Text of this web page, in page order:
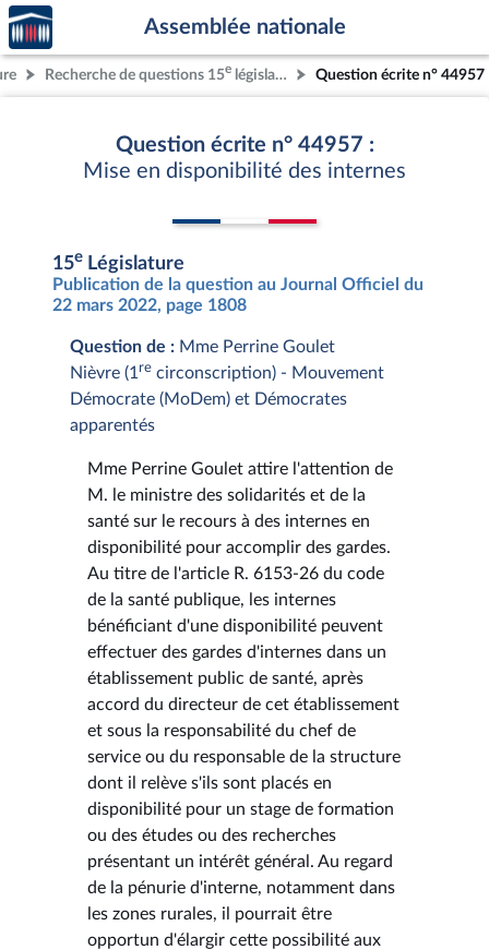
Aller au contenu
Aller en bas de la page
Accèder
à la
page
d'accueil
Assemblée nationale
Recherche de questions 15e législature Question écrite n° 44957
Question écrite n° 44957 :
Mise en disponibilité des internes
15e Législature
Publication de la question au Journal Officiel du
22 mars 2022, page 1808
Question de : Mme Perrine Goulet
Nièvre (1 re circonscription) - Mouvement
Démocrate (MoDem) et Démocrates
apparentés
Mme Perrine Goulet attire l'attention de
M. le ministre des solidarités et de la
santé sur le recours à des internes en
disponibilité pour accomplir des gardes.
Au titre de l'article R. 6153-26 du code
de la santé publique, les internes
bénéficiant d'une disponibilité peuvent
effectuer des gardes d'internes dans un
établissement public de santé, après
accord du directeur de cet établissement
et sous la responsabilité du chef de
service ou du responsable de la structure
dont il relève s'ils sont placés en
disponibilité pour un stage de formation
ou des études ou des recherches
présentant un intérêt général. Au regard
de la pénurie d'interne, notamment dans
les zones rurales, il pourrait être
opportun d'élargir cette possibilité aux